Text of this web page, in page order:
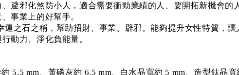
避邪化煞防小人，適合需要衝勁業績的人、要開拓新機會的
事業上的好幫手。
之石之稱，幫助招財、事業、辟邪。能夠提升女性特質，讓
動力、淨化負能量。
5.5 mm、黃磷灰約 6.5 mm、白水晶寬約 5 mm、造型鈦晶寬